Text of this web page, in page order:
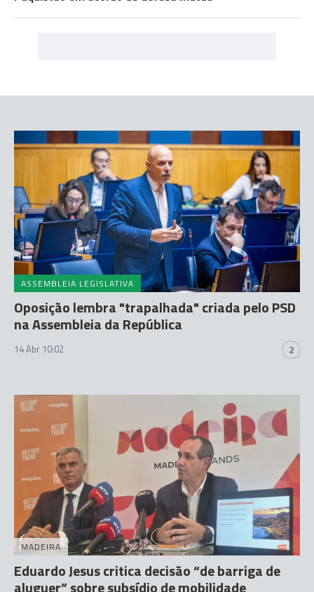
ASSEMBLEIA LEGISLATIVA
Oposição lembra "trapalhada" criada pelo PSD
na Assembleia da República
14 Abr 10:02 2
MADEIRA
Eduardo Jesus critica decisão “de barriga de
aluguer” sobre subsídio de mobilidade